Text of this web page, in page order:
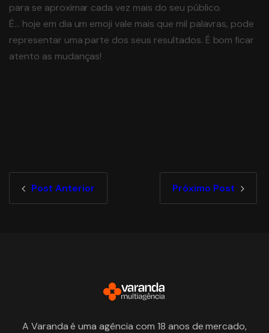
para se aproximar cada vez mais do seu público.
É… hoje em dia um emoji vale mais que mil palavras, pode
representar uma parte dos seus resultados. É bom ficar
atento as mudanças!
Post Anterior Próximo Post
A Varanda é uma agência com 18 anos de mercado,